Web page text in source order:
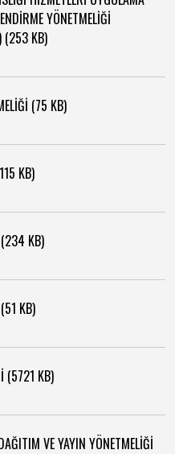
YÖNETMELİĞİ
(253 KB)
(75 KB)
KB)
(234 KB)
KB)
(5721 KB)
VE YAYIN YÖNETMELİĞİ